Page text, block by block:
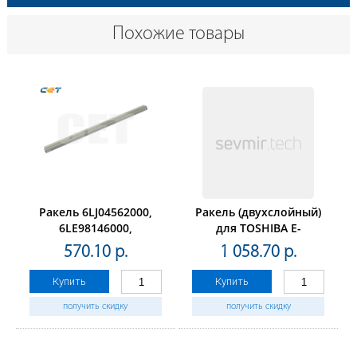
Похожие товары
Ракель 6LJ04562000,
6LE98146000,
6LE94750000 дляTOSHIBA
E-Studio
2040C/2540C/3040C/3540C/4540C
(CET),CET7418
570.10 р.
Купить
получить скидку
Ракель (двухслойный)
для TOSHIBA E-
Studio3015AC/3515AC,/4515AC
(CET), CET281114
1 058.70 р.
Купить
получить скидку